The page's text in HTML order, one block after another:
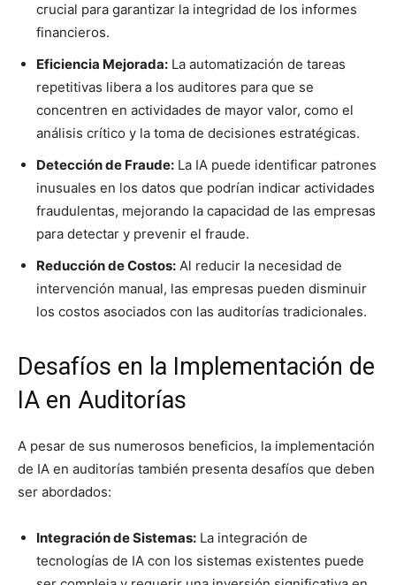
crucial para garantizar la integridad de los informes
financieros.
Eficiencia Mejorada: La automatización de tareas
repetitivas libera a los auditores para que se
concentren en actividades de mayor valor, como el
análisis crítico y la toma de decisiones estratégicas.
Detección de Fraude: La IA puede identificar patrones
inusuales en los datos que podrían indicar actividades
fraudulentas, mejorando la capacidad de las empresas
para detectar y prevenir el fraude.
Reducción de Costos: Al reducir la necesidad de
intervención manual, las empresas pueden disminuir
los costos asociados con las auditorías tradicionales.
Desafíos en la Implementación de
IA en Auditorías
A pesar de sus numerosos beneficios, la implementación
de IA en auditorías también presenta desafíos que deben
ser abordados:
Integración de Sistemas: La integración de
tecnologías de IA con los sistemas existentes puede